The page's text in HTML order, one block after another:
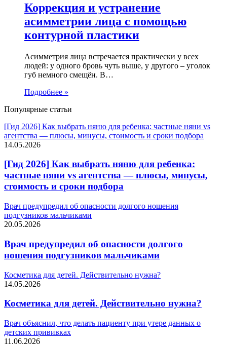
Коррекция и устранение
асимметрии лица с помощью
контурной пластики
Асимметрия лица встречается практически у всех
людей: у одного бровь чуть выше, у другого – уголок
губ немного смещён. В…
Подробнее »
Популярные статьи
[Гид 2026] Как выбрать няню для ребенка: частные няни vs
агентства — плюсы, минусы, стоимость и сроки подбора
14.05.2026
[Гид 2026] Как выбрать няню для ребенка:
частные няни vs агентства — плюсы, минусы,
стоимость и сроки подбора
Врач предупредил об опасности долгого ношения
подгузников мальчиками
20.05.2026
Врач предупредил об опасности долгого
ношения подгузников мальчиками
Косметика для детей. Действительно нужна?
14.05.2026
Косметика для детей. Действительно нужна?
Врач объяснил, что делать пациенту при утере данных о
детских прививках
11.06.2026